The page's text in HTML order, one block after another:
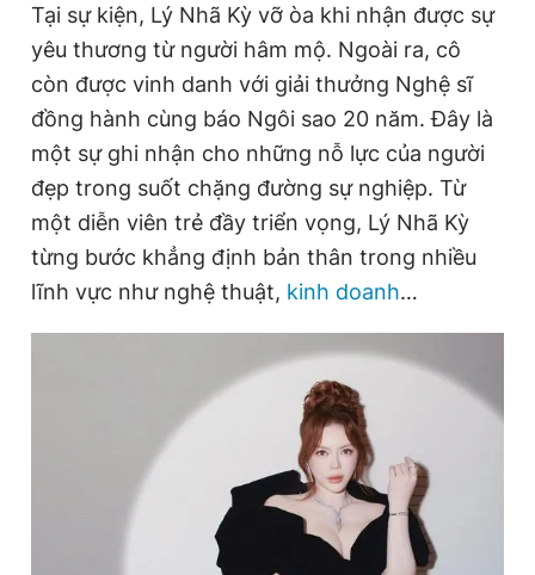
Tại sự kiện, Lý Nhã Kỳ vỡ òa khi nhận được sự
yêu thương từ người hâm mộ. Ngoài ra, cô
còn được vinh danh với giải thưởng Nghệ sĩ
đồng hành cùng báo Ngôi sao 20 năm. Đây là
một sự ghi nhận cho những nỗ lực của người
đẹp trong suốt chặng đường sự nghiệp. Từ
một diễn viên trẻ đầy triển vọng, Lý Nhã Kỳ
từng bước khẳng định bản thân trong nhiều
lĩnh vực như nghệ thuật, kinh doanh…